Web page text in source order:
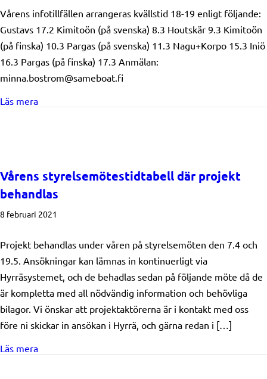
Vårens infotillfällen arrangeras kvällstid 18-19 enligt följande:
Gustavs 17.2 Kimitoön (på svenska) 8.3 Houtskär 9.3 Kimitoön
(på finska) 10.3 Pargas (på svenska) 11.3 Nagu+Korpo 15.3 Iniö
16.3 Pargas (på finska) 17.3 Anmälan:
minna.bostrom@sameboat.fi
Läs meraabout Infotillfällen
Vårens styrelsemötestidtabell där projekt
behandlas
8 februari 2021
Projekt behandlas under våren på styrelsemöten den 7.4 och
19.5. Ansökningar kan lämnas in kontinuerligt via
Hyrräsystemet, och de behadlas sedan på följande möte då de
är kompletta med all nödvändig information och behövliga
bilagor. Vi önskar att projektaktörerna är i kontakt med oss
före ni skickar in ansökan i Hyrrä, och gärna redan i […]
Läs meraabout Vårens styrelsemötestidtabell där projekt